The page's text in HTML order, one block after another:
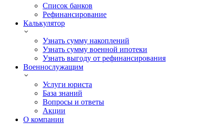
Список банков
Рефинансирование
Калькулятор
Узнать сумму накоплений
Узнать сумму военной ипотеки
Узнать выгоду от рефинансирования
Военнослужащим
Услуги юриста
База знаний
Вопросы и ответы
Акции
О компании